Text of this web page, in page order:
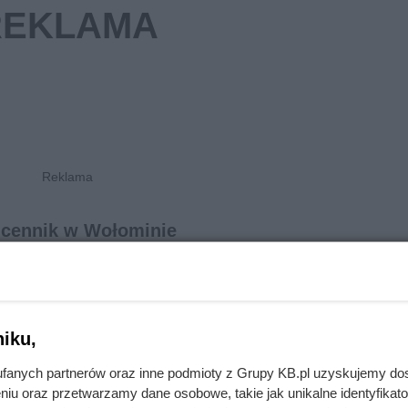
w Wołominie
m 2 50.40 zł/m
Wylewka samopoziomująca
grubości. Cena usługi bez
zakupu materiałów
partnerów oraz inne podmioty z Grupy KB.pl uzyskujemy
oraz przetwarzamy dane osobowe, takie jak unikalne